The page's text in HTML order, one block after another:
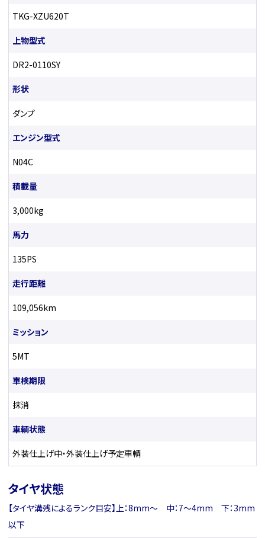
TKG-XZU620T
上物型式
DR2-0110SY
形状
ダンプ
エンジン型式
N04C
積載量
3,000kg
馬力
135PS
走行距離
109,056km
ミッション
5MT
車検期限
抹消
車輌状態
外装仕上げ中・外装仕上げ予定車輌
タイヤ状態
【タイヤ溝残によるランク目安】上：8mm〜 中：7〜4mm 下：3mm
以下